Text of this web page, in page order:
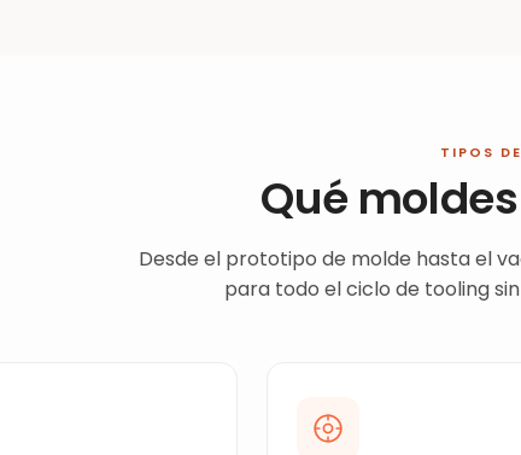
TIPOS
Qué
Desde el prototipo de molde hasta el
para todo el ciclo de tooling